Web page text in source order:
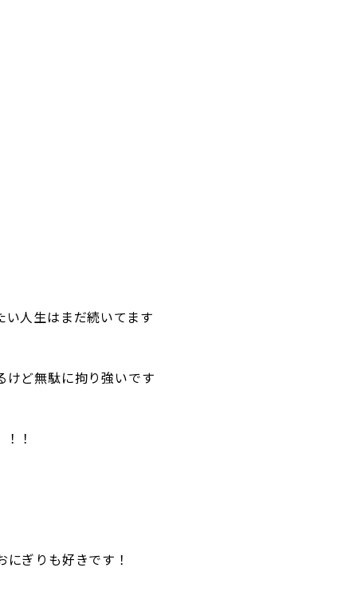
人生はまだ続いてます
けど無駄に拘り強いです
！
ぎりも好きです！